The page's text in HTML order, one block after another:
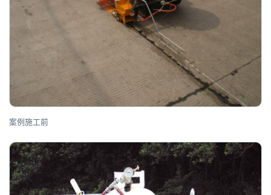
案例施工前